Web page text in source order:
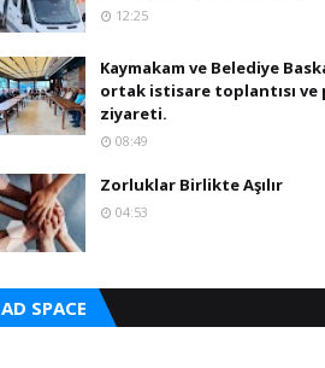
12:25
Kaymakam ve Belediye
ortak istisare toplantısı ve
ziyareti.
08:49
Zorluklar Birlikte Aşılır
04:53
AD SPACE